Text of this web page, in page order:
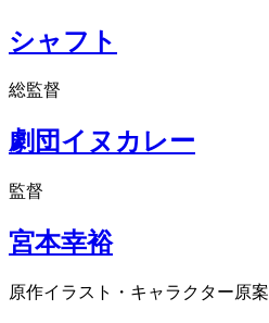
シャフト
総監督
劇団イヌカレー
監督
宮本幸裕
原作イラスト・キャラクター原案